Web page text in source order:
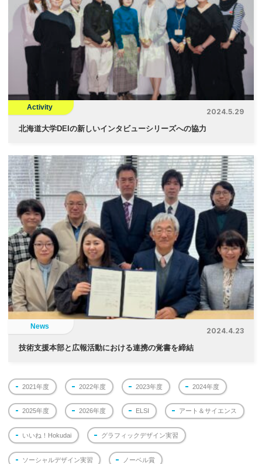
Activity
2024.5.29
北海道大学DEIの新しいインタビューシリーズへの協力
News
2024.4.23
技術支援本部と広報活動における連携の覚書を締結
2021年度 2022年度 2023年度 2024年度
2025年度 2026年度 ELSI アート＆サイエンス
いいね！Hokudai グラフィックデザイン実習
ソーシャルデザイン実習 ノーベル賞